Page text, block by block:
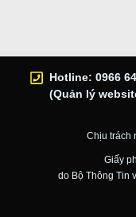
Hotline: 0966
(Quản lý
Chịu trách
Giấy
do Bộ Thông Tin